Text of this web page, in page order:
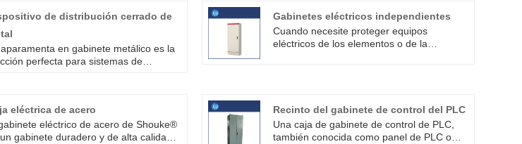
de distribución cerrado de
en gabinete metálico es la
perfecta para sistemas de
en una amplia gama de aplicaciones.
y confiabilidad de los
los convierten en una solución
Gabinetes eléctricos independientes
Cuando necesite proteger equipos
eléctricos de los elementos o de la
ambientales.
eléctrica de acero
eléctrico de acero de Shouke®
gabinete duradero y de alta calidad
Recinto del gabinete de control del PLC
Una caja de gabinete de control de PLC,
también conocida como panel de PLC o